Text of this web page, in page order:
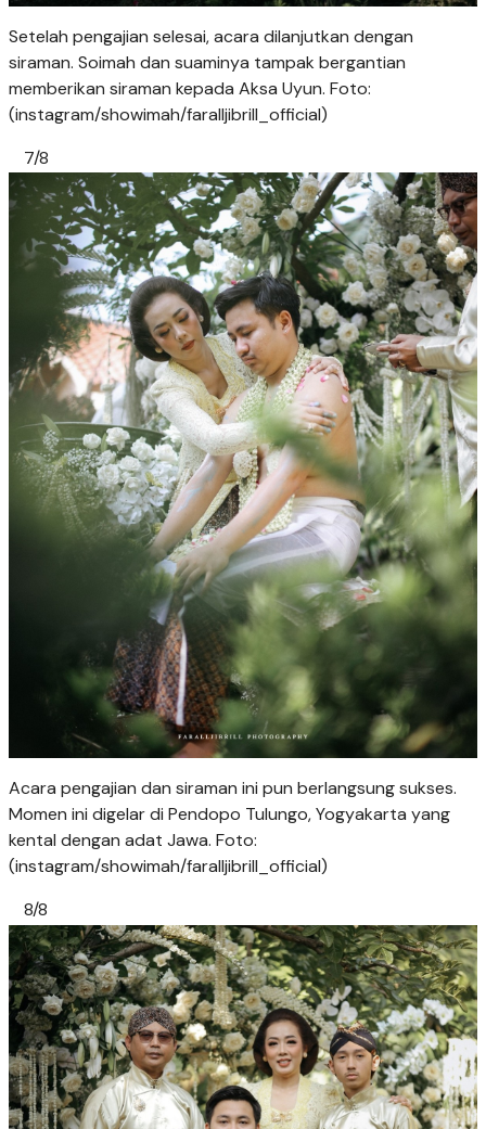
Setelah pengajian selesai, acara dilanjutkan dengan
siraman. Soimah dan suaminya tampak bergantian
memberikan siraman kepada Aksa Uyun. Foto:
(instagram/showimah/faralljibrill_official)
7/8
Acara pengajian dan siraman ini pun berlangsung sukses.
Momen ini digelar di Pendopo Tulungo, Yogyakarta yang
kental dengan adat Jawa. Foto:
(instagram/showimah/faralljibrill_official)
8/8